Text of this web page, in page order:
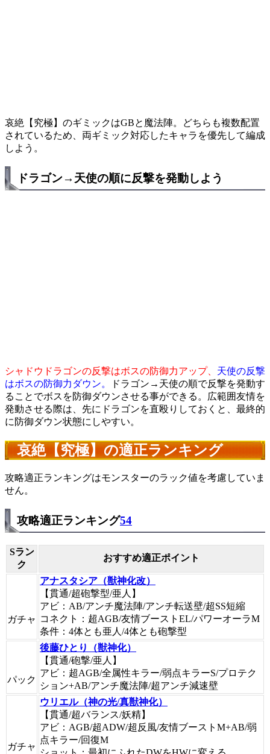
哀絶【究極】のギミックはGBと魔法陣。どちらも複数配置
されているため、両ギミック対応したキャラを優先して編成
しよう。
ドラゴン→天使の順に反撃を発動しよう
シャドウドラゴンの反撃はボスの防御力アップ、 天使の反撃
はボスの防御力ダウン。
ドラゴン→天使の順で反撃を発動す
ることでボスを防御ダウンさせる事ができる。広範囲友情を
発動させる際は、先にドラゴンを直殴りしておくと、最終的
に防御ダウン状態にしやすい。
哀絶【究極】の適正ランキング
攻略適正ランキングはモンスターのラック値を考慮していま
せん。
攻略適正ランキング54
Sラン
ク
おすすめ適正ポイント
ガチャ
アナスタシア（獣神化改）
【貫通/超砲撃型/亜人】
アビ：AB/アンチ魔法陣/アンチ転送壁/超SS短縮
コネクト：超AGB/友情ブーストEL/パワーオーラM
条件：4体とも亜人/4体とも砲撃型
パック
後藤ひとり（獣神化）
【貫通/砲撃/亜人】
アビ：超AGB/全属性キラー/弱点キラーS/プロテク
ション+AB/アンチ魔法陣/超アンチ減速壁
ガチャ
ウリエル（神の光/真獣神化）
【貫通/超バランス/妖精】
アビ：AGB/超ADW/超反風/友情ブーストM+AB/弱
点キラー/回復M